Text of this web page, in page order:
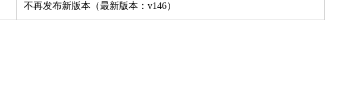
不再发布新版本（最新版本：v146）